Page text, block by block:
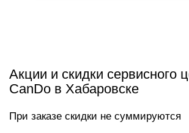
Акции и скидки сервисного
CanDo в Хабаровске
При заказе скидки не суммируются